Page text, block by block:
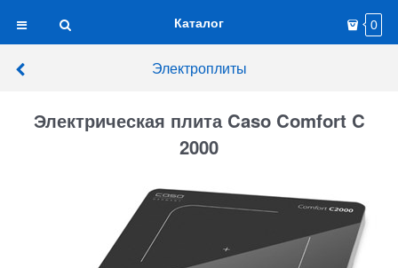
Каталог 0
Электроплиты
Электрическая плита Caso Comfort C
2000